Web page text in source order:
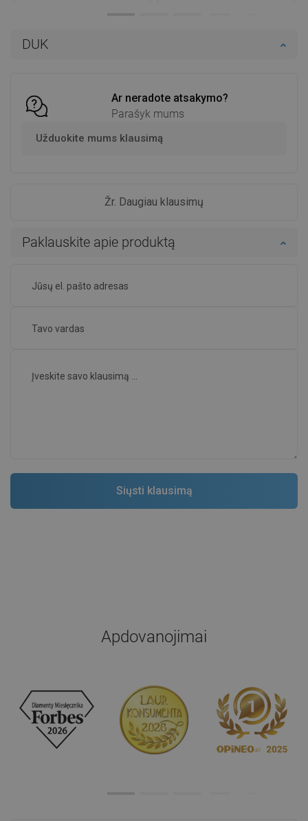
DUK
Ar neradote atsakymo?
Parašyk mums
Užduokite mums klausimą
Žr. Daugiau klausimų
Paklauskite apie produktą
Apdovanojimai